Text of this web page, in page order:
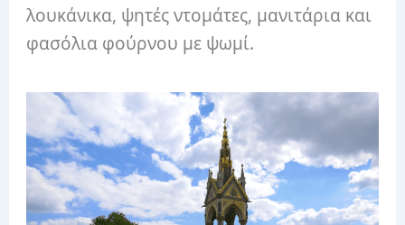
λουκάνικα, ψητές ντομάτες, μανιτάρια και
φασόλια φούρνου με ψωμί.